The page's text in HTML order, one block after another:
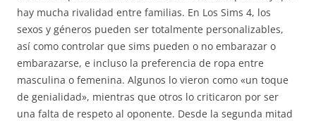
hay mucha rivalidad entre familias. En Los Sims 4, los
sexos y géneros pueden ser totalmente personalizables,
así como controlar que sims pueden o no embarazar o
embarazarse, e incluso la preferencia de ropa entre
masculina o femenina. Algunos lo vieron como «un toque
de genialidad», mientras que otros lo criticaron por ser
una falta de respeto al oponente. Desde la segunda mitad